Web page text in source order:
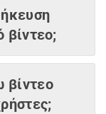
βίντεο;